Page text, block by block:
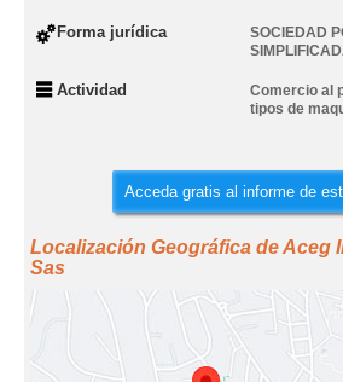
Forma jurídica
SOCIEDAD
Actividad
Comercio al
tipos de
Acceda gratis al informe de
Localización Geográfica de Aceg
Sas